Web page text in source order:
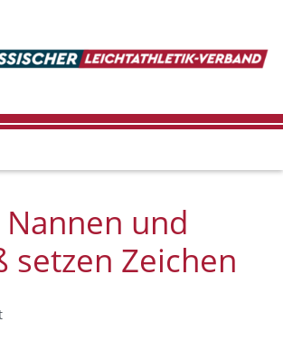
und
setzen Zeichen